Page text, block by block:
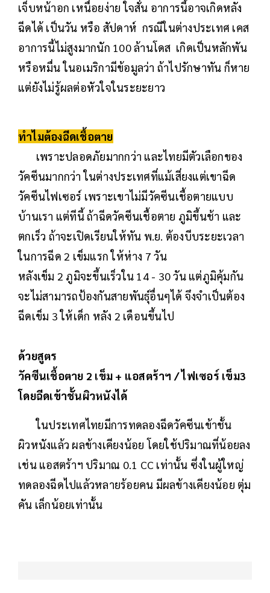
เจ็บหน้าอก เหนื่อยง่าย ใจสั่น อาการนี้อาจเกิดหลัง
ฉีดได้ เป็นวัน หรือ สัปดาห์ กรณีในต่างประเทศ เคส
อาการนี้ไม่สูงมากนัก 100 ล้านโดส เกิดเป็นหลักพัน
หรือหมื่น ในอเมริกามีข้อมูลว่า ถ้าไปรักษาทัน ก็หาย
แต่ยังไม่รู้ผลต่อหัวใจในระยะยาว
ทำไมต้องฉีดเชื้อตาย
เพราะปลอดภัยมากกว่า และไทยมีตัวเลือกของ
วัคซีนมากกว่า ในต่างประเทศที่แม้เสี่ยงแต่เขาฉีด
วัคซีนไฟเซอร์ เพราะเขาไม่มีวัคซีนเชื้อตายแบบ
บ้านเรา แต่ทีนี้ ถ้าฉีดวัคซีนเชื้อตาย ภูมิขึ้นช้า และ
ตกเร็ว ถ้าจะเปิดเรียนให้ทัน พ.ย. ต้องบีบระยะเวลา
ในการฉีด 2 เข็มแรก ให้ห่าง 7 วัน
หลังเข็ม 2 ภูมิจะขึ้นเร็วใน 14 - 30 วัน แต่ภูมิคุ้มกัน
จะไม่สามารถป้องกันสายพันธุ์อื่นๆได้ จึงจำเป็นต้อง
ฉีดเข็ม 3 ให้เด็ก หลัง 2 เดือนขึ้นไป
ด้วยสูตร
วัคซีนเชื้อตาย 2 เข็ม + แอสตร้าฯ / ไฟเซอร์ เข็ม3
โดยฉีดเข้าชั้นผิวหนังได้
ในประเทศไทยมีการทดลองฉีดวัคซีนเข้าชั้น
ผิวหนังแล้ว ผลข้างเคียงน้อย โดยใช้ปริมาณที่น้อยลง
เช่น แอสตร้าฯ ปริมาณ 0.1 CC เท่านั้น ซึ่งในผู้ใหญ่
ทดลองฉีดไปแล้วหลายร้อยคน มีผลข้างเคียงน้อย ตุ่ม
คัน เล็กน้อยเท่านั้น